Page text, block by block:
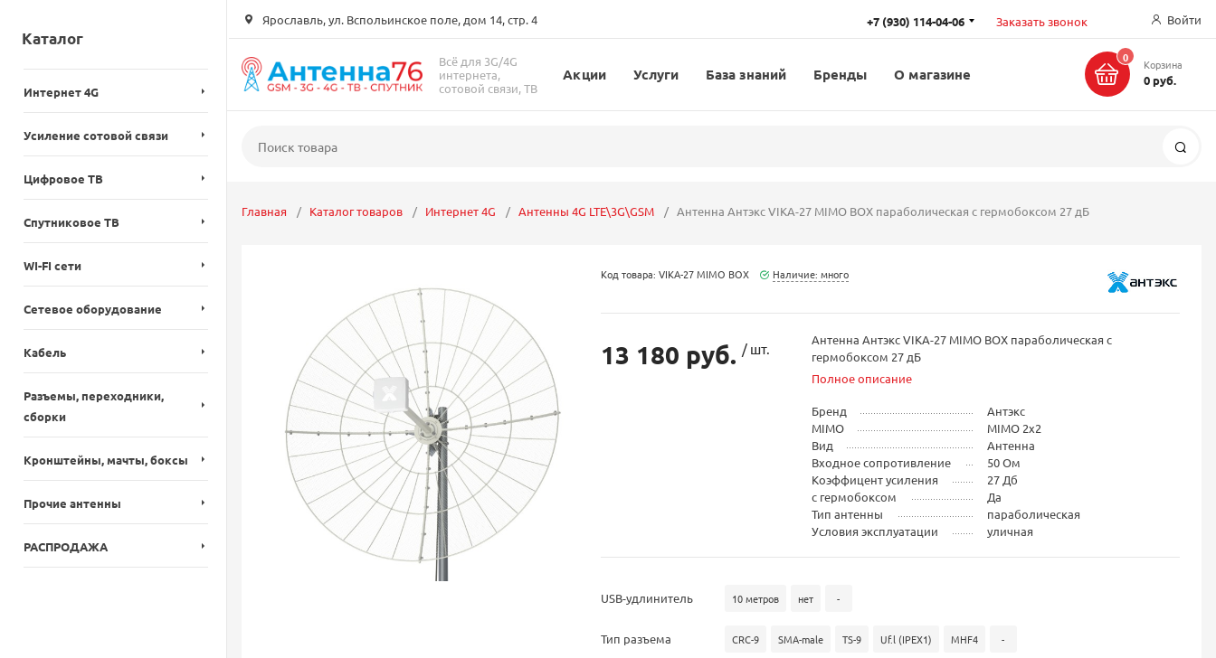
Ярославль, ул. Вспольинское поле, дом 14, стр. 4 +7 (930) 114-04-06 Заказать звонок Войти
Всё для 3G/4G
интернета,
сотовой связи, ТВ
Акции Услуги База знаний Бренды О магазине
0 Корзина
0 руб.
Каталог
Интернет 4G
Усиление сотовой связи
Цифровое ТВ
Спутниковое ТВ
WI-FI сети
Сетевое оборудование
Кабель
Разъемы, переходники,
сборки
Кронштейны, мачты, боксы
Прочие антенны
РАСПРОДАЖА
Главная Каталог товаров Интернет 4G Антенны 4G LTE\3G\GSM Антенна Антэкс VIKA-27 MIMO BOX параболическая с гермобоксом 27 дБ
Код товара: VIKA-27 MIMO BOX Наличие: много
13 180 руб. / шт.
Антенна Антэкс VIKA-27 MIMO BOX параболическая с
гермобоксом 27 дБ
Полное описание
Бренд
Антэкс
MIMO
MIMO 2x2
Вид
Антенна
Входное сопротивление
50 Ом
Коэффицент усиления
27 Дб
с гермобоксом
Да
Тип антенны
параболическая
Условия эксплуатации
уличная
USB-удлинитель 10 метров нет -
Тип разъема CRC-9 SMA-male TS-9 Uf.l (IPEX1) MHF4 -